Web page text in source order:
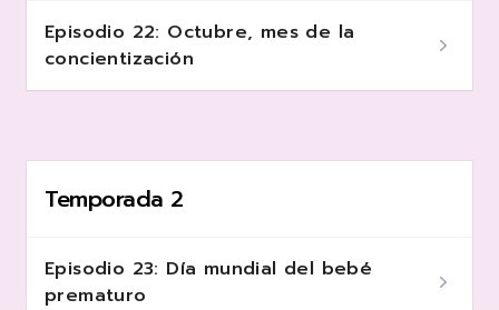
Episodio 22: Octubre, mes de la
concientización
Temporada 2
Episodio 23: Día mundial del bebé
prematuro